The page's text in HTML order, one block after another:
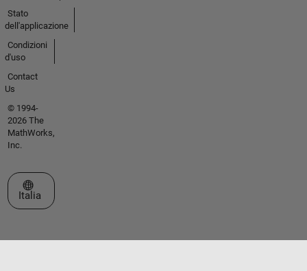
Stato
dell'applicazione
Condizioni
d'uso
Contact
Us
© 1994-
2026 The
MathWorks,
Inc.
Seleziona un sito web
Italia